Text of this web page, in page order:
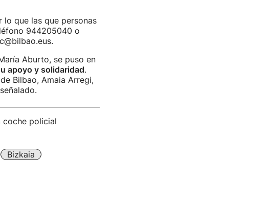
lo que las que personas
944205040 o
Aburto, se puso en
apoyo y solidaridad.
Bilbao, Amaia Arregi,
coche policial
Bizkaia